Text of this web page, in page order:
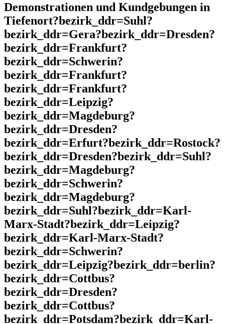
Demonstrationen und Kundgebungen in
Tiefenort?bezirk_ddr=Suhl?
bezirk_ddr=Gera?bezirk_ddr=Dresden?
bezirk_ddr=Frankfurt?
bezirk_ddr=Schwerin?
bezirk_ddr=Frankfurt?
bezirk_ddr=Frankfurt?
bezirk_ddr=Leipzig?
bezirk_ddr=Magdeburg?
bezirk_ddr=Dresden?
bezirk_ddr=Erfurt?bezirk_ddr=Rostock?
bezirk_ddr=Dresden?bezirk_ddr=Suhl?
bezirk_ddr=Magdeburg?
bezirk_ddr=Schwerin?
bezirk_ddr=Magdeburg?
bezirk_ddr=Suhl?bezirk_ddr=Karl-
Marx-Stadt?bezirk_ddr=Leipzig?
bezirk_ddr=Karl-Marx-Stadt?
bezirk_ddr=Schwerin?
bezirk_ddr=Leipzig?bezirk_ddr=berlin?
bezirk_ddr=Cottbus?
bezirk_ddr=Dresden?
bezirk_ddr=Cottbus?
bezirk_ddr=Potsdam?bezirk_ddr=Karl-